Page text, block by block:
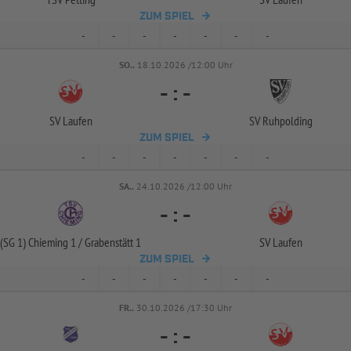
ZUM SPIEL
- - - - - - -
SO.. 18.10.2026 /12:00 Uhr
SV Laufen
- : -
SV Ruhpolding
ZUM SPIEL
- - - - - - -
SA.. 24.10.2026 /12:00 Uhr
(SG 1) Chieming 1 / Grabenstätt 1
- : -
SV Laufen
ZUM SPIEL
- - - - - - -
FR.. 30.10.2026 /17:30 Uhr
- : -